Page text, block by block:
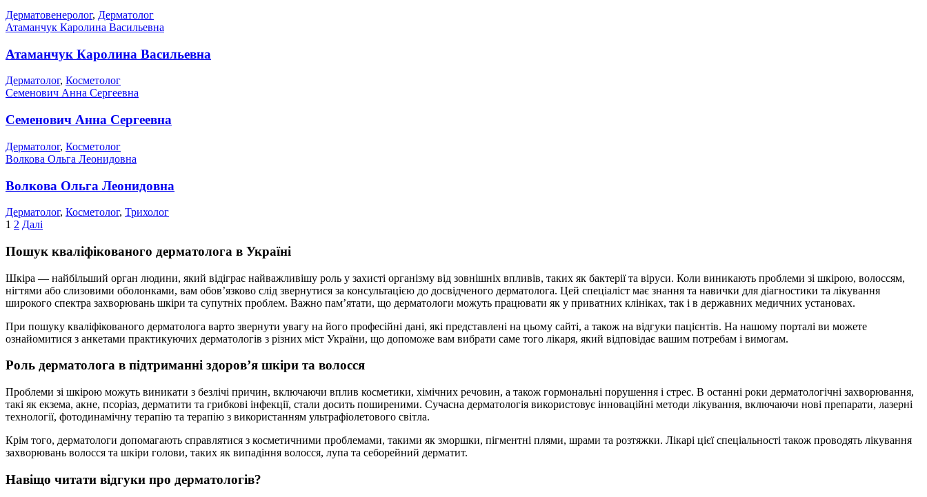
Дерматовенеролог, Дерматолог
Атаманчук Каролина Васильевна
Атаманчук Каролина Васильевна
Дерматолог, Косметолог
Cеменович Анна Сергеевна
Cеменович Анна Сергеевна
Дерматолог, Косметолог
Волкова Ольга Леонидовна
Волкова Ольга Леонидовна
Дерматолог, Косметолог, Трихолог
Пагінація
записів
1 2 Далі
Пошук кваліфікованого дерматолога в Україні
Шкіра — найбільший орган людини, який відіграє найважливішу роль у захисті організму від зовнішніх впливів, таких як бактерії та віруси. Коли виникають проблеми зі шкірою, волоссям,
нігтями або слизовими оболонками, вам обов’язково слід звернутися за консультацією до досвідченого дерматолога. Цей спеціаліст має знання та навички для діагностики та лікування
широкого спектра захворювань шкіри та супутніх проблем. Важно пам’ятати, що дерматологи можуть працювати як у приватних клініках, так і в державних медичних установах.
При пошуку кваліфікованого дерматолога варто звернути увагу на його професійні дані, які представлені на цьому сайті, а також на відгуки пацієнтів. На нашому порталі ви можете
ознайомитися з анкетами практикуючих дерматологів з різних міст України, що допоможе вам вибрати саме того лікаря, який відповідає вашим потребам і вимогам.
Роль дерматолога в підтриманні здоров’я шкіри та волосся
Проблеми зі шкірою можуть виникати з безлічі причин, включаючи вплив косметики, хімічних речовин, а також гормональні порушення і стрес. В останні роки дерматологічні захворювання,
такі як екзема, акне, псоріаз, дерматити та грибкові інфекції, стали досить поширеними. Сучасна дерматологія використовує інноваційні методи лікування, включаючи нові препарати, лазерні
технології, фотодинамічну терапію та терапію з використанням ультрафіолетового світла.
Крім того, дерматологи допомагають справлятися з косметичними проблемами, такими як зморшки, пігментні плями, шрами та розтяжки. Лікарі цієї спеціальності також проводять лікування
захворювань волосся та шкіри голови, таких як випадіння волосся, лупа та себорейний дерматит.
Навіщо читати відгуки про дерматологів?